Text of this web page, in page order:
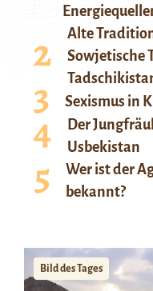
Alte
Sowjetische
Sexismus in
Der
Usbekistan
Wer ist der
bekannt?
Bild des Tages